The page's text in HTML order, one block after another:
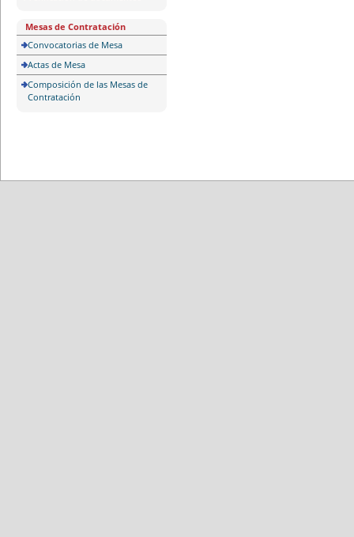
Mesas de Contratación
Convocatorias de Mesa
Actas de Mesa
Composición de las Mesas de
Contratación